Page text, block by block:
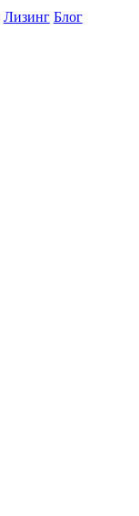
Лизинг Блог